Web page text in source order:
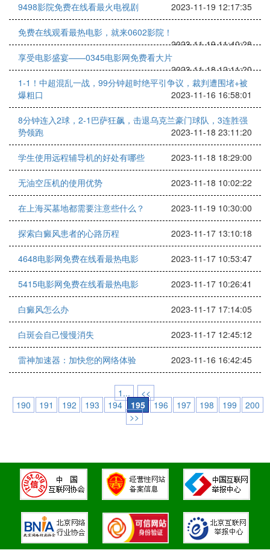
9498影院免费在线看最火电视剧 2023-11-19 12:17:35
免费在线观看最热电影，就来0602影院！
2023-11-19 11:40:28
享受电影盛宴——0345电影网免费看大片
2023-11-18 12:11:20
1-1！中超混乱一战，99分钟超时绝平引争议，裁判遭围堵+被
爆粗口
2023-11-16 16:58:01
8分钟连入2球，2-1巴萨狂飙，击退乌克兰豪门球队，3连胜强
势领跑
2023-11-18 23:11:20
学生使用远程辅导机的好处有哪些 2023-11-18 18:29:00
无油空压机的使用优势 2023-11-18 10:02:22
在上海买墓地都需要注意些什么？ 2023-11-19 10:30:00
探索白癜风患者的心路历程 2023-11-17 13:10:18
4648电影网免费在线看最热电影 2023-11-17 10:53:47
5415电影网免费在线看最热电影 2023-11-17 10:26:41
白癜风怎么办 2023-11-17 17:14:05
白斑会自己慢慢消失 2023-11-17 12:45:12
雷神加速器：加快您的网络体验 2023-11-16 16:42:45
1...
<<
190
191 192 193 194 195 196 197 198 199
200
>>